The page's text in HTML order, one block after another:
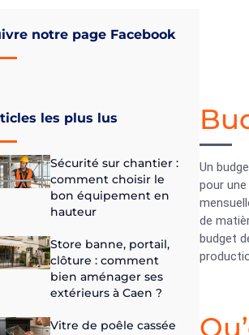
notre page Facebook
les plus lus
Sécurité sur chantier :
comment choisir le
bon équipement en
hauteur
Store banne, portail,
clôture : comment
bien aménager ses
extérieurs à Caen ?
Vitre de poêle cassée
Un
pour
de
budget